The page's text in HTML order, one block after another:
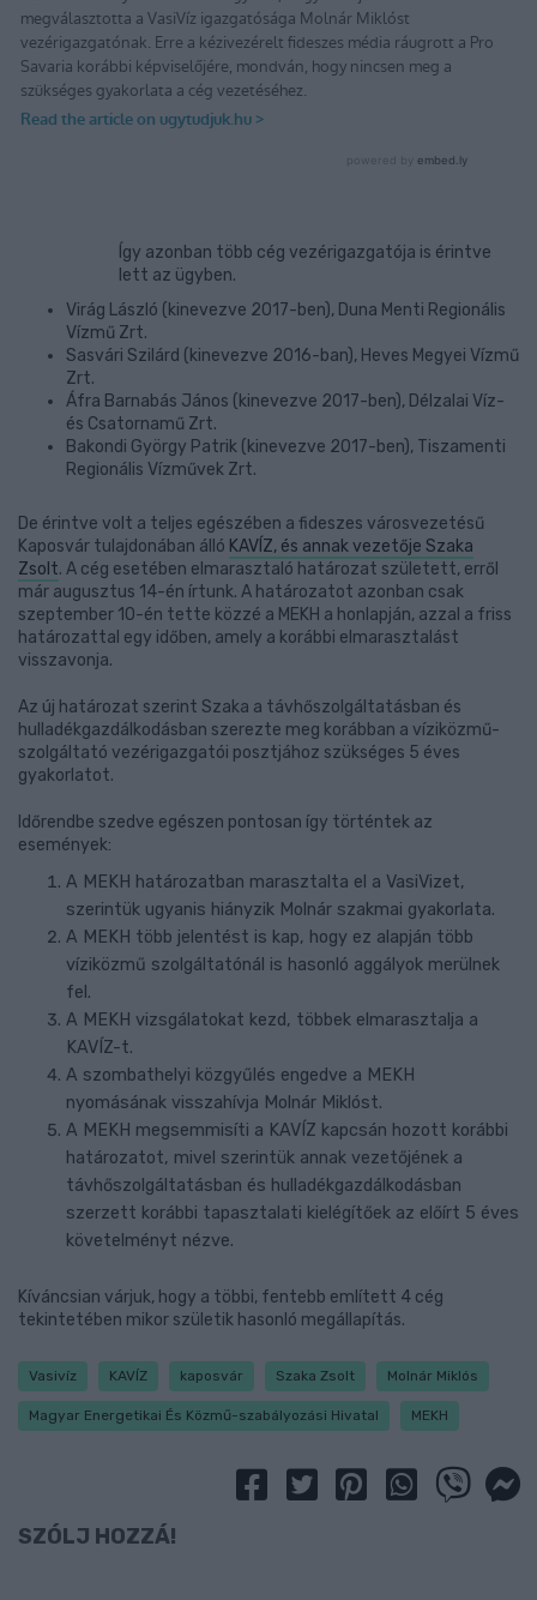
Így azonban több cég vezérigazgatója is érintve
lett az ügyben.
Virág László (kinevezve 2017-ben), Duna Menti Regionális
Vízmű Zrt.
Sasvári Szilárd (kinevezve 2016-ban), Heves Megyei Vízmű
Zrt.
Áfra Barnabás János (kinevezve 2017-ben), Délzalai Víz-
és Csatornamű Zrt.
Bakondi György Patrik (kinevezve 2017-ben), Tiszamenti
Regionális Vízművek Zrt.
De érintve volt a teljes egészében a fideszes városvezetésű
Kaposvár tulajdonában álló KAVÍZ, és annak vezetője Szaka
Zsolt. A cég esetében elmarasztaló határozat született, erről
már augusztus 14-én írtunk. A határozatot azonban csak
szeptember 10-én tette közzé a MEKH a honlapján, azzal a friss
határozattal egy időben, amely a korábbi elmarasztalást
visszavonja.
Az új határozat szerint Szaka a távhőszolgáltatásban és
hulladékgazdálkodásban szerezte meg korábban a víziközmű-
szolgáltató vezérigazgatói posztjához szükséges 5 éves
gyakorlatot.
Időrendbe szedve egészen pontosan így történtek az
események:
A MEKH határozatban marasztalta el a VasiVizet,
szerintük ugyanis hiányzik Molnár szakmai gyakorlata.
A MEKH több jelentést is kap, hogy ez alapján több
víziközmű szolgáltatónál is hasonló aggályok merülnek
fel.
A MEKH vizsgálatokat kezd, többek elmarasztalja a
KAVÍZ-t.
A szombathelyi közgyűlés engedve a MEKH
nyomásának visszahívja Molnár Miklóst.
A MEKH megsemmisíti a KAVÍZ kapcsán hozott korábbi
határozatot, mivel szerintük annak vezetőjének a
távhőszolgáltatásban és hulladékgazdálkodásban
szerzett korábbi tapasztalati kielégítőek az előírt 5 éves
követelményt nézve.
Kíváncsian várjuk, hogy a többi, fentebb említett 4 cég
tekintetében mikor születik hasonló megállapítás.
Vasivíz KAVÍZ kaposvár Szaka Zsolt Molnár Miklós
Magyar Energetikai És Közmű-szabályozási Hivatal MEKH
SZÓLJ HOZZÁ!